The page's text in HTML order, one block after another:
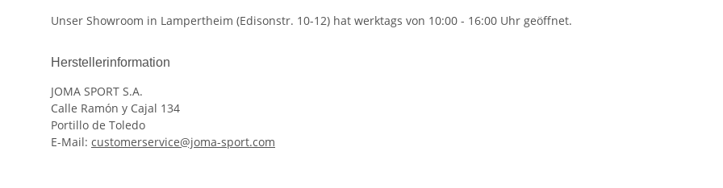
Unser Showroom in Lampertheim (Edisonstr. 10-12) hat werktags von 10:00 - 16:00 Uhr geöffnet.
Herstellerinformation
JOMA SPORT S.A.
Calle Ramón y Cajal 134
Portillo de Toledo
E-Mail: customerservice@joma-sport.com